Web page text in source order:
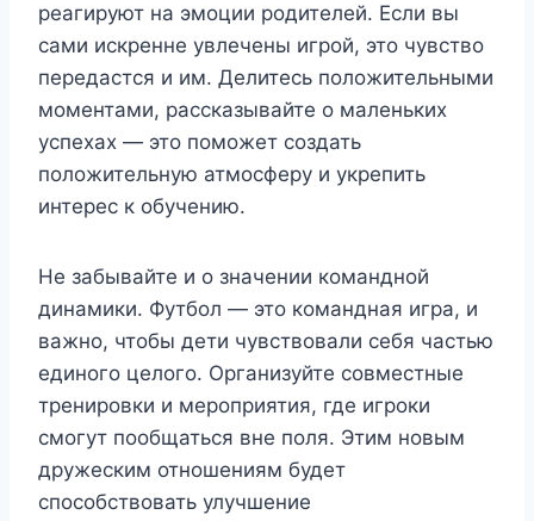
реагируют на эмоции родителей. Если вы
сами искренне увлечены игрой, это чувство
передастся и им. Делитесь положительными
моментами, рассказывайте о маленьких
успехах — это поможет создать
положительную атмосферу и укрепить
интерес к обучению.
Не забывайте и о значении командной
динамики. Футбол — это командная игра, и
важно, чтобы дети чувствовали себя частью
единого целого. Организуйте совместные
тренировки и мероприятия, где игроки
смогут пообщаться вне поля. Этим новым
дружеским отношениям будет
способствовать улучшение